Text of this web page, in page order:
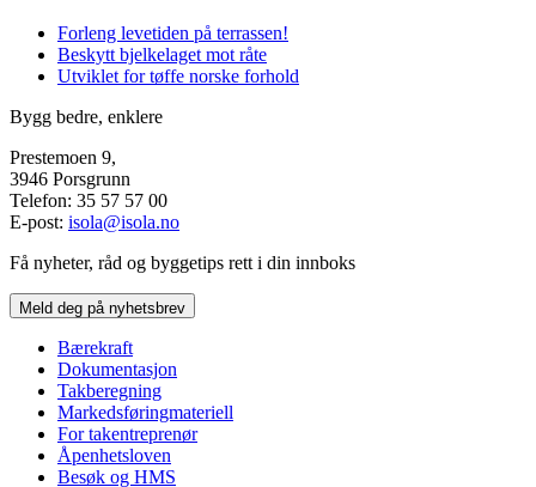
Forleng levetiden på terrassen!
Beskytt bjelkelaget mot råte
Utviklet for tøffe norske forhold
Bygg bedre, enklere
Prestemoen 9,
3946 Porsgrunn
Telefon: 35 57 57 00
E-post: isola@isola.no
Få nyheter, råd og byggetips rett i din innboks
Meld deg på nyhetsbrev
Bærekraft
Dokumentasjon
Takberegning
Markedsføringmateriell
For takentreprenør
Åpenhetsloven
Besøk og HMS